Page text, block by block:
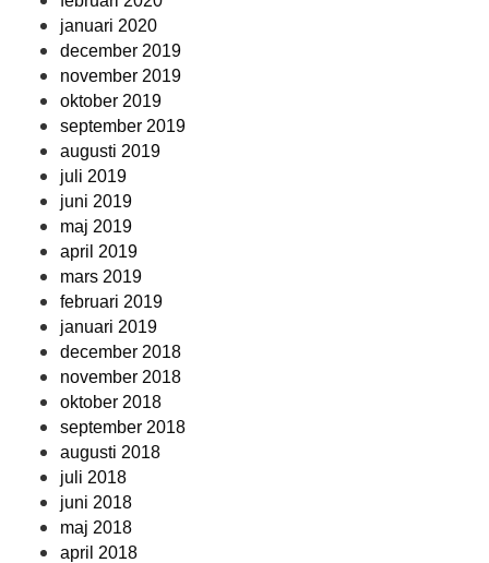
januari 2020
december 2019
november 2019
oktober 2019
september 2019
augusti 2019
juli 2019
juni 2019
maj 2019
april 2019
mars 2019
februari 2019
januari 2019
december 2018
november 2018
oktober 2018
september 2018
augusti 2018
juli 2018
juni 2018
maj 2018
april 2018